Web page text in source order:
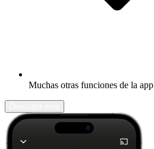
Muchas otras funciones de la app